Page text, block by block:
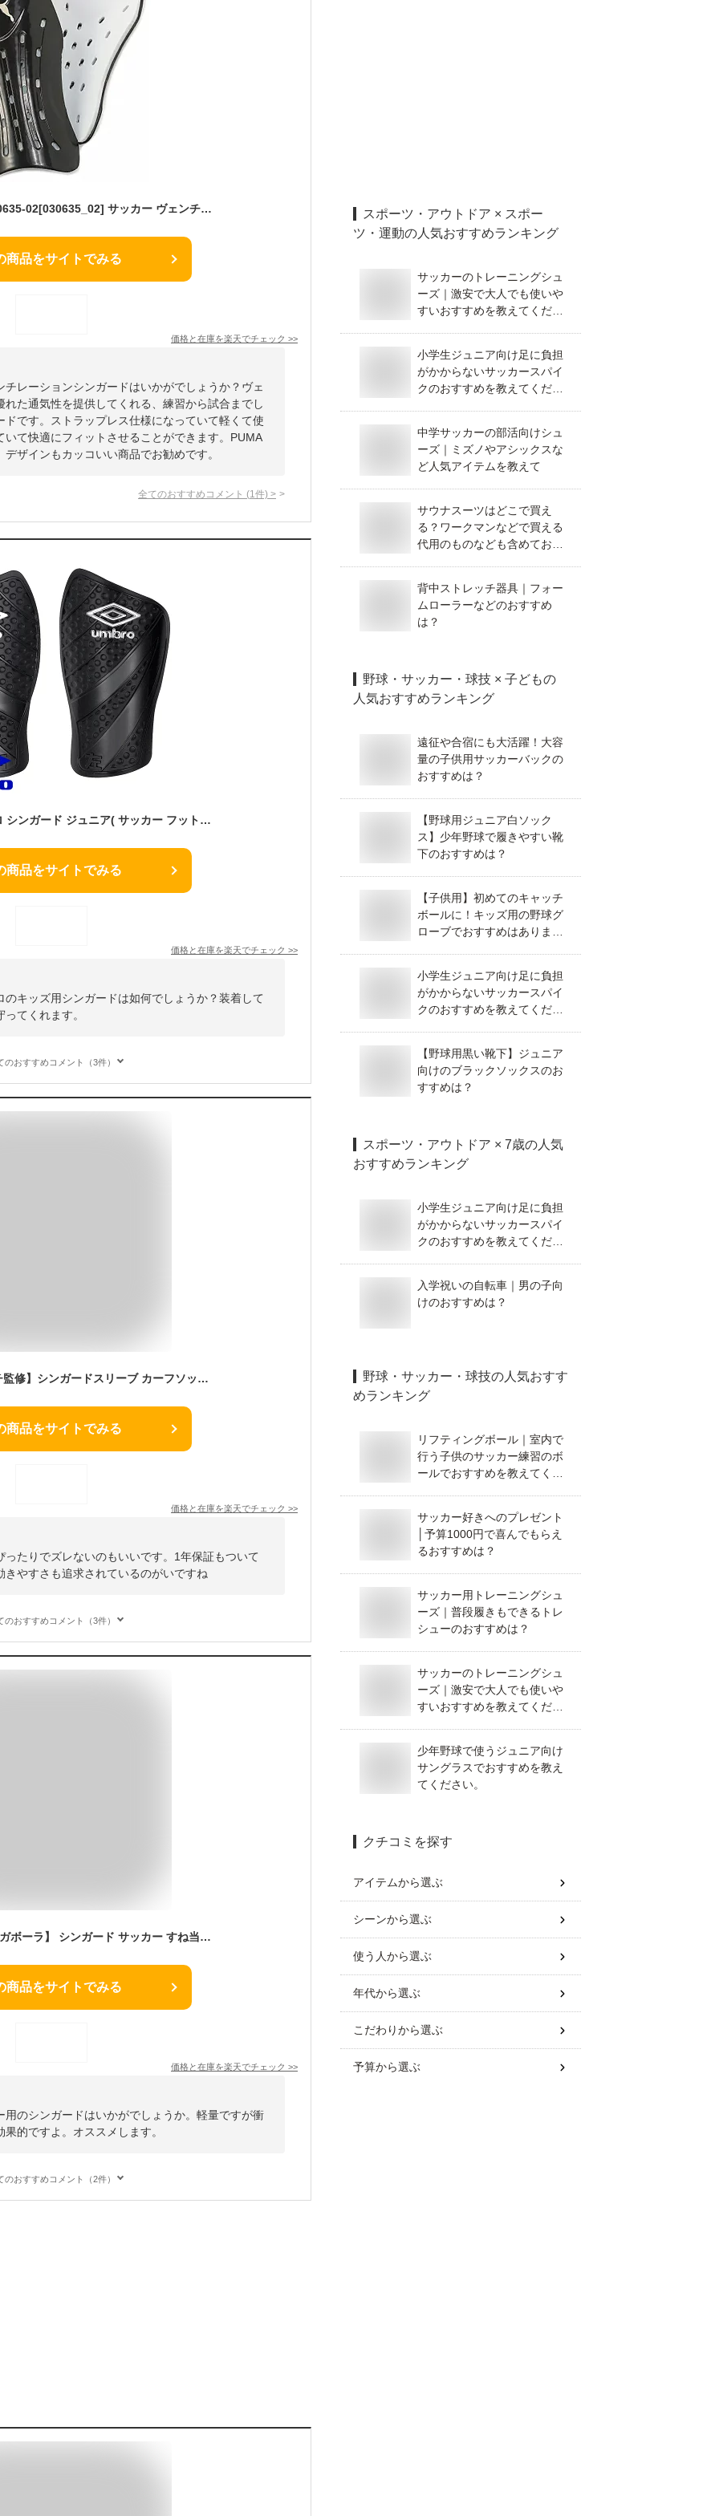
【PUMA】プーマ 030635-02[030635_02] サッカー ヴェンチレーション シンガード IND【プーマ ブラック×プーマ ホワイト】[サッカーシンガード/すね当て/ジュニア対応/軽量プロテクター/衝撃吸収/練習用/試合用/ストラップ無し/フィット設計]【RCP】
商品をサイトでみる
価格と在庫を楽天でチェック >>
レーションシンガードはいかがでしょうか？ヴェ
た通気性を提供してくれる、練習から試合までし
です。ストラップレス仕様になっていて軽くて使
て快適にフィットさせることができます。PUMA
ザインもカッコいい商品でお勧めです。
全てのおすすめコメント (1 件) >
［ジュニア］アンブロ シンガード ジュニア( サッカー フットサル アクセサリー シンガード すね当て アンブロ umbro 子供 子供用 キッズサイズ ジュニアサイズ 子供サイズ)
商品をサイトでみる
価格と在庫を楽天でチェック >>
キッズ用シンガードは如何でしょうか？装着して
てくれます。
のおすすめコメント（3件）
【プロサッカーコーチ監修】シンガードスリーブ カーフソックス サッカー すねあて キッズ レガース ジュニア シンガード スリーブ ポケット メンズ すね当て ズレ防止 フットサル ストレッチ すね当て止め カバー ズレを防止 ストレッチ
商品をサイトでみる
価格と在庫を楽天でチェック >>
たりでズレないのもいいです。1年保証もついて
やすさも追求されているのがいですね
のおすすめコメント（3件）
【JOGARBOLA ジョガボーラ】 シンガード サッカー すね当て すねあて jbk-095 黒 子供 ジュニア 大人 すね当てサッカー すね当て止め レガース 脛当て 脛あて サッカー用品 フットサル フットサル用品 愛媛FC EHIME ブラック
商品をサイトでみる
価格と在庫を楽天でチェック >>
のシンガードはいかがでしょうか。軽量ですが衝
的ですよ。オススメします。
のおすすめコメント（2件）
スポーツ・アウトドア × スポー
ツ・運動の人気おすすめランキング
サッカーのトレーニングシュ
ーズ｜激安で大人でも使いや
すいおすすめを教えてくださ
小学生ジュニア向け足に負担
がかからないサッカースパイ
クのおすすめを教えてくださ
中学サッカーの部活向けシュ
ーズ｜ミズノやアシックスな
ど人気アイテムを教えて
サウナスーツはどこで買え
る？ワークマンなどで買える
代用のものなども含めておす
背中ストレッチ器具｜フォー
ムローラーなどのおすすめ
は？
野球・サッカー・球技 × 子どもの
人気おすすめランキング
遠征や合宿にも大活躍！大容
量の子供用サッカーバックの
おすすめは？
【野球用ジュニア白ソック
ス】少年野球で履きやすい靴
下のおすすめは？
【子供用】初めてのキャッチ
ボールに！キッズ用の野球グ
ローブでおすすめはあります
小学生ジュニア向け足に負担
がかからないサッカースパイ
クのおすすめを教えてくださ
【野球用黒い靴下】ジュニア
向けのブラックソックスのお
すすめは？
スポーツ・アウトドア × 7歳の人気
おすすめランキング
小学生ジュニア向け足に負担
がかからないサッカースパイ
クのおすすめを教えてくださ
入学祝いの自転車｜男の子向
けのおすすめは？
野球・サッカー・球技の人気おすす
めランキング
リフティングボール｜室内で
行う子供のサッカー練習のボ
ールでおすすめを教えてくだ
サッカー好きへのプレゼント
│予算1000円で喜んでもらえ
るおすすめは？
サッカー用トレーニングシュ
ーズ｜普段履きもできるトレ
シューのおすすめは？
サッカーのトレーニングシュ
ーズ｜激安で大人でも使いや
すいおすすめを教えてくださ
少年野球で使うジュニア向け
サングラスでおすすめを教え
てください。
クチコミを探す
アイテムから選ぶ
シーンから選ぶ
使う人から選ぶ
年代から選ぶ
こだわりから選ぶ
予算から選ぶ